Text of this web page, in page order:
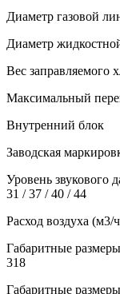
Диаметр газовой
Диаметр
Вес заправляемого
Максимальный
Внутренний блок
Заводская
Уровень
31 / 37 / 40 / 44
Расход воздуха (м3/
Габаритные
318
Габаритные